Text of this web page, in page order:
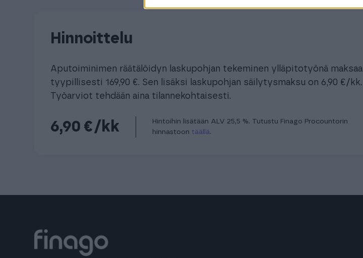
Hinnoittelu
Aputoiminimen räätälöidyn laskupohjan tekeminen ylläpitotyönä maksaa
tyypillisesti 169,90 €. Sen lisäksi laskupohjan säilytysmaksu on 6,90 €/kk.
Työarviot tehdään aina tilannekohtaisesti.
6,90 €/kk
Hintoihin lisätään ALV 25,5 %. Tutustu Finago Procountorin
hinnastoon täällä.